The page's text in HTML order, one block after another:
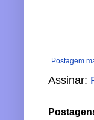
Postagem
Assinar: